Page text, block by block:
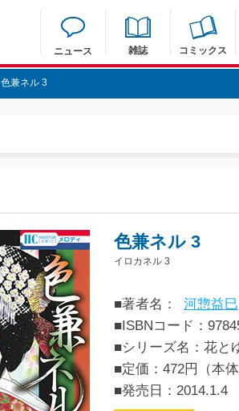
ニュース 雑誌 コミックス
色兼ネル 3
色兼ネル 3
イロカネル 3
■著者名：
河惣益巳
■ISBNコード：
■シリーズ名：花と
■定価：472円（本
■発売日： 2014.1.4